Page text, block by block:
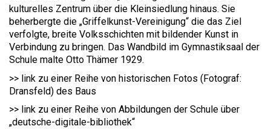
kulturelles Zentrum über die Kleinsiedlung hinaus. Sie
beherbergte die „Griffelkunst-Vereinigung“ die das Ziel
verfolgte, breite Volksschichten mit bildender Kunst in
Verbindung zu bringen. Das Wandbild im Gymnastiksaal der
Schule malte Otto Thämer 1929.
>> link zu einer Reihe von historischen Fotos (Fotograf:
Dransfeld) des Baus
>> link zu einer Reihe von Abbildungen der Schule über
„deutsche-digitale-bibliothek“